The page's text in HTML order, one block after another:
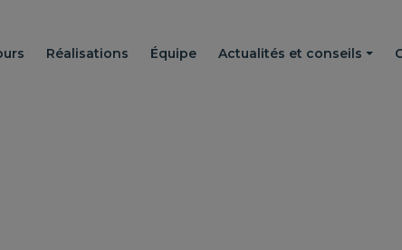
Réalisations Équipe Actualités et conseils